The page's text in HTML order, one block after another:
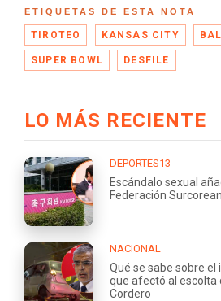
ETIQUETAS DE ESTA NOTA
TIROTEO KANSAS CITY
SUPER BOWL DESFILE
LO MÁS RECIENTE
DEPORTES13
Escándalo sexual
Federación
NACIONAL
Qué se sabe sobre
que afectó al escolta
Cordero